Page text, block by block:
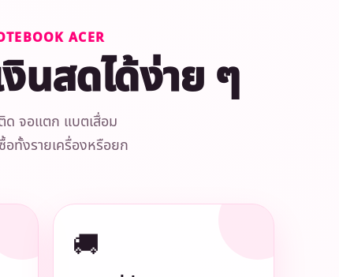
ACER
นสดได้ง่าย ๆ
ด จอแตก แบตเสื่อม
ทั้งรายเครื่องหรือยก
🚚